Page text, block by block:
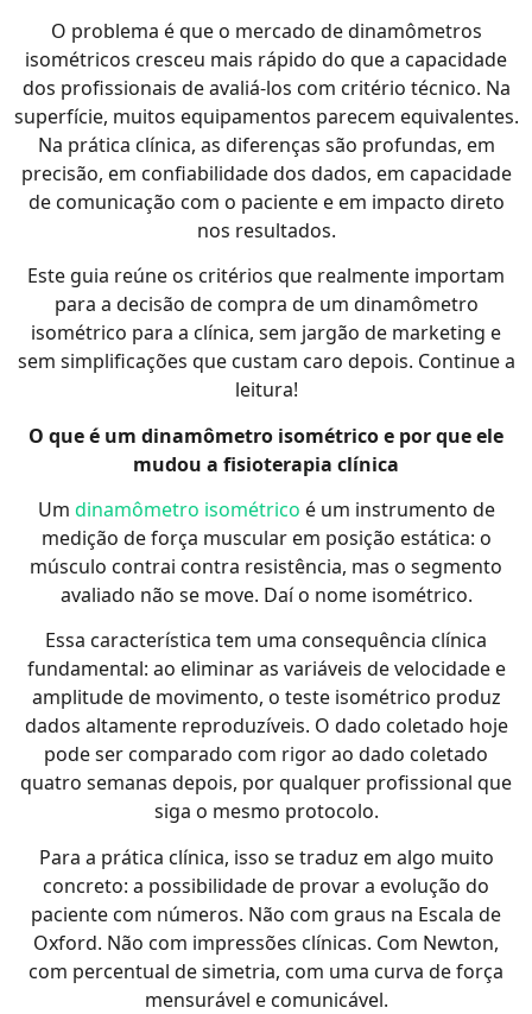
O problema é que o mercado de dinamômetros
isométricos cresceu mais rápido do que a capacidade
dos profissionais de avaliá-los com critério técnico. Na
superfície, muitos equipamentos parecem equivalentes.
Na prática clínica, as diferenças são profundas, em
precisão, em confiabilidade dos dados, em capacidade
de comunicação com o paciente e em impacto direto
nos resultados.
Este guia reúne os critérios que realmente importam
para a decisão de compra de um dinamômetro
isométrico para a clínica, sem jargão de marketing e
sem simplificações que custam caro depois. Continue a
leitura!
O que é um dinamômetro isométrico e por que ele
mudou a fisioterapia clínica
Um dinamômetro isométrico é um instrumento de
medição de força muscular em posição estática: o
músculo contrai contra resistência, mas o segmento
avaliado não se move. Daí o nome isométrico.
Essa característica tem uma consequência clínica
fundamental: ao eliminar as variáveis de velocidade e
amplitude de movimento, o teste isométrico produz
dados altamente reproduzíveis. O dado coletado hoje
pode ser comparado com rigor ao dado coletado
quatro semanas depois, por qualquer profissional que
siga o mesmo protocolo.
Para a prática clínica, isso se traduz em algo muito
concreto: a possibilidade de provar a evolução do
paciente com números. Não com graus na Escala de
Oxford. Não com impressões clínicas. Com Newton,
com percentual de simetria, com uma curva de força
mensurável e comunicável.